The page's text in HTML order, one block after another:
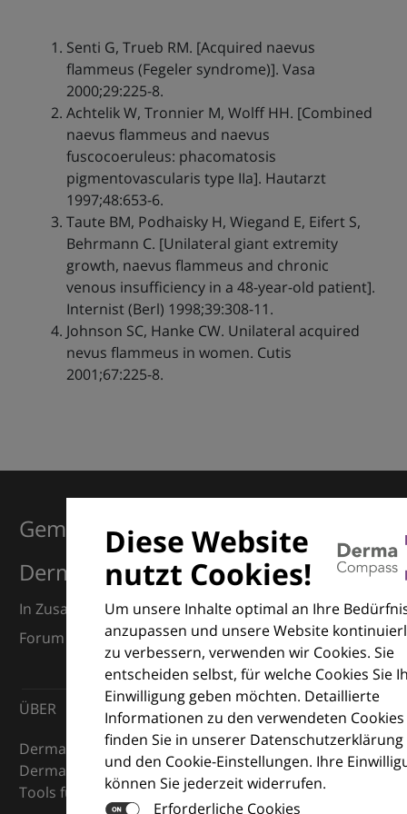
Senti G, Trueb RM. [Acquired naevus
flammeus (Fegeler syndrome)]. Vasa
2000;29:225-8.
Achtelik W, Tronnier M, Wolff HH. [Combined
naevus flammeus and naevus
fuscocoeruleus: phacomatosis
pigmentovascularis type IIa]. Hautarzt
1997;48:653-6.
Taute BM, Podhaisky H, Wiegand E, Eifert S,
Behrmann C. [Unilateral giant extremity
growth, naevus flammeus and chronic
venous insufficiency in a 48-year-old patient].
Internist (Berl) 1998;39:308-11.
Johnson SC, Hanke CW. Unilateral acquired
nevus flammeus in women. Cutis
2001;67:225-8.
Diese Website
nutzt Cookies!
Um unsere Inhalte optimal an Ihre
anzupassen und unsere Website
zu verbessern, verwenden wir Cookies. Sie
entscheiden selbst, für welche Cookies Sie
Einwilligung geben möchten. Detaillierte
Informationen zu den verwendeten Cookies
finden Sie in unserer Datenschutzerklärung
und den Cookie-Einstellungen. Ihre
können Sie jederzeit widerrufen.
Erforderliche Cookies
Gemeinsam für Exzellenz in der
Dermatologie
In Zusammenarbeit mit dem European Dermatology
Forum (EDF) und Euroderm Excellence
ÜBER
DermaCompass ist Ihr digitaler Kompass für die
Dermatologie – mit Wissen, Bildern und praktischen
Tools für den klinischen Alltag.